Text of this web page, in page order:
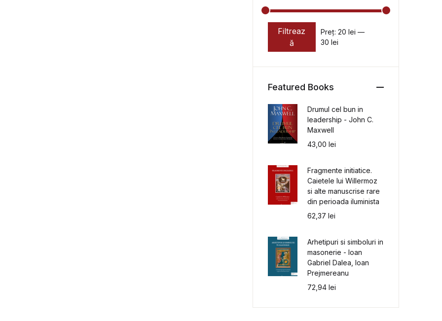
Preț minim
Preț maxim
Filtreaz
ă
Preț: 20 lei —
30 lei
Featured Books
Drumul cel bun in
leadership - John C.
Maxwell
43,00lei
Fragmente initiatice.
Caietele lui Willermoz
si alte manuscrise rare
din perioada iluminista
62,37lei
Arhetipuri si simboluri in
masonerie - Ioan
Gabriel Dalea, Ioan
Prejmereanu
72,94lei